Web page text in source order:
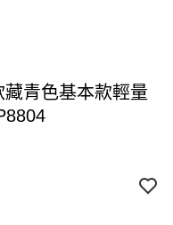
藏青色基本款輕量